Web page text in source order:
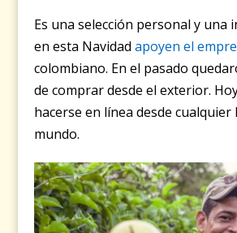
Es una selección personal y una
en esta Navidadapoyen el
colombiano. En el pasado
de comprar desde el exterior.
hacerse en línea desde cualquier
mundo.